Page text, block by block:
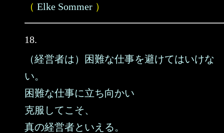
（ Elke Sommer ）
18.
（経営者は）困難な仕事を避けてはいけな
い。
困難な仕事に立ち向かい
克服してこそ、
真の経営者といえる。